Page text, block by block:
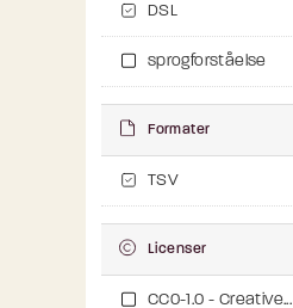
DSL
sprogforståelse
Formater
TSV
Licenser
CC0-1.0 - Creative...